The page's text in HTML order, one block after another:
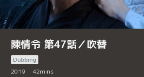
陳情令 第47話／吹替
Dubbing
2019
42mins